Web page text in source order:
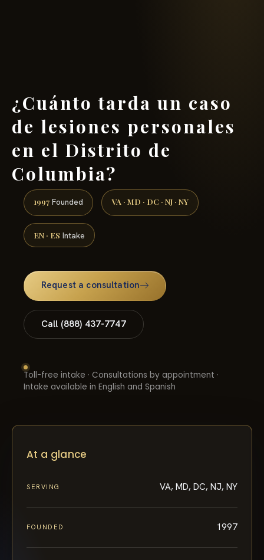
¿Cuánto tarda un caso
de lesiones personales
en el Distrito de
Columbia?
1997 Founded VA · MD · DC · NJ · NY
EN · ES Intake
Request a consultation
Call (888) 437-7747
Toll-free intake · Consultations by appointment ·
Intake available in English and Spanish
At a glance
SERVING VA, MD, DC, NJ, NY
FOUNDED 1997